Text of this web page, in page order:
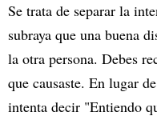
Se trata de separar la
subraya que una buena
la otra persona. Debes
que causaste. En lugar
intenta decir "Entiendo